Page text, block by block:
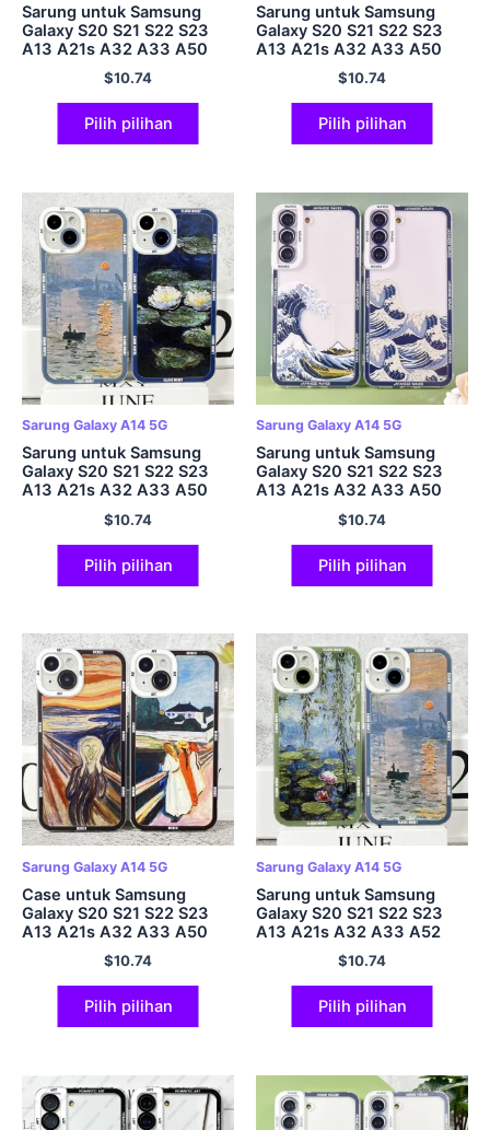
Sarung untuk Samsung
Galaxy S20 S21 S22 S23
A13 A21s A32 A33 A50
A52 A53 A73 A54 A14
Kulit Lembut Doa Semoga
Berjaya Kaya
$10.74
Pilih pilihan
Sarung untuk Samsung
Galaxy S20 S21 S22 S23
A13 A21s A32 A33 A50
A52 A53 A73 A54 A14
Kulit Lembut Claude
Monet Art
$10.74
Pilih pilihan
Sarung Galaxy A14 5G
Sarung untuk Samsung
Galaxy S20 S21 S22 S23
A13 A21s A32 A33 A50
A52 A53 A73 A54 A14
Kulit Lembut Claude
Monet Art Lotus
$10.74
Pilih pilihan
Sarung Galaxy A14 5G
Sarung untuk Samsung
Galaxy S20 S21 S22 S23
A13 A21s A32 A33 A50
A52 A53 A73 A54 A14
Penutup Lembut
Gelombang Gaya Jepun
$10.74
Pilih pilihan
Sarung Galaxy A14 5G
Case untuk Samsung
Galaxy S20 S21 S22 S23
A13 A21s A32 A33 A50
A52 A53 A73 A54 A14
Soft Cover Munch Art The
Scream
$10.74
Pilih pilihan
Sarung Galaxy A14 5G
Sarung untuk Samsung
Galaxy S20 S21 S22 S23
A13 A21s A32 A33 A52
A53 A73 A54 A14 Kulit
Lembut Claude Monet Art
Lotus
$10.74
Pilih pilihan